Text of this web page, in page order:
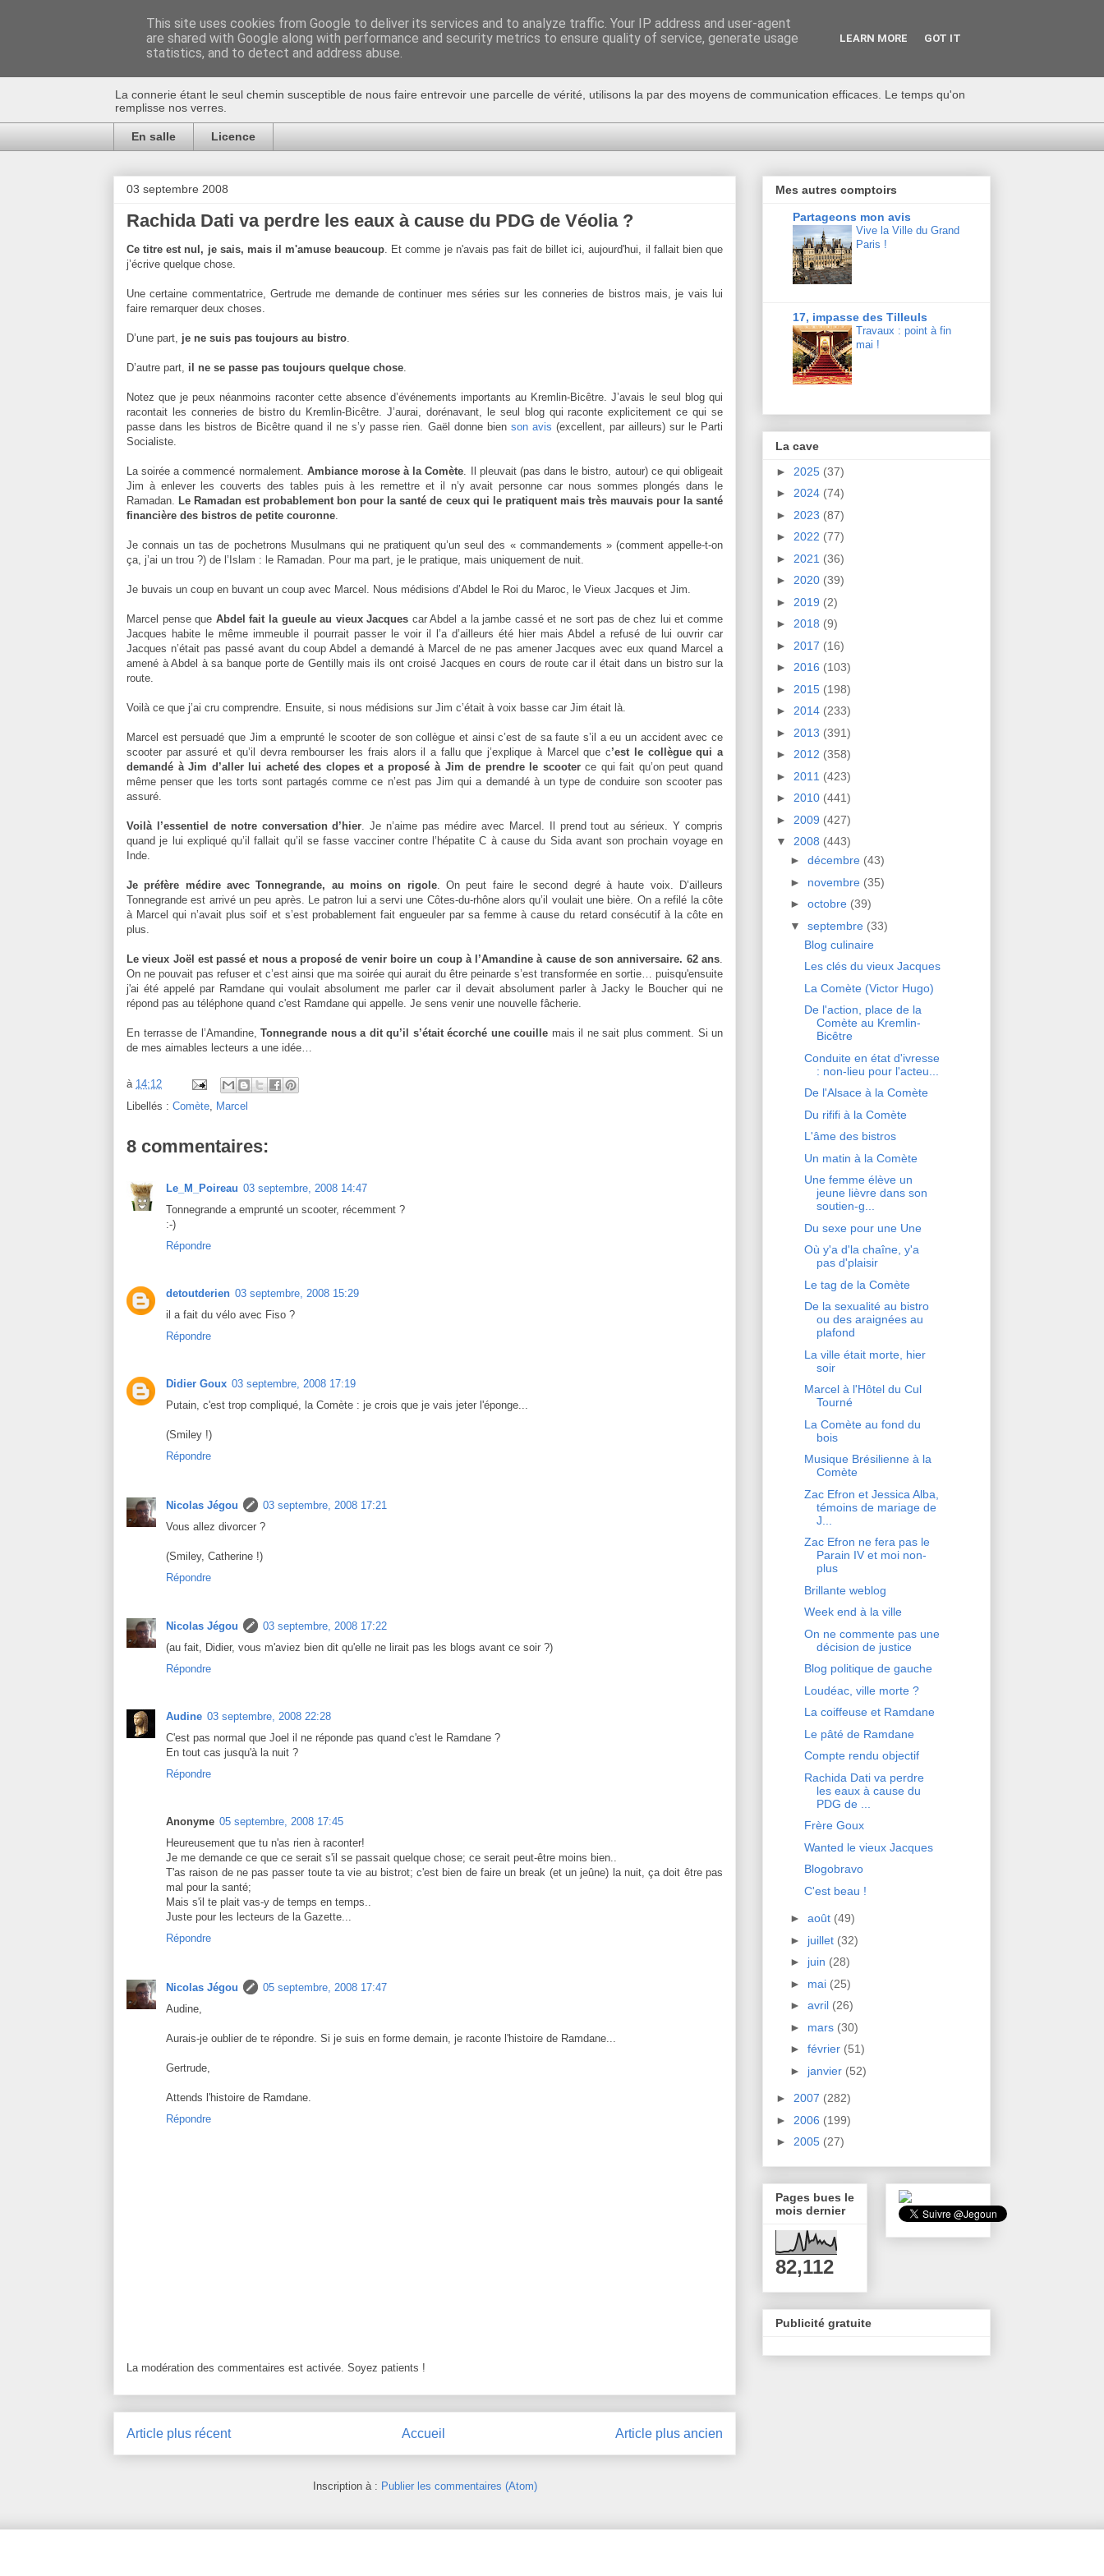
Au bistro !
La connerie étant le seul chemin susceptible de nous faire entrevoir une parcelle de vérité, utilisons la par des moyens de communication efficaces. Le temps qu'on
remplisse nos verres.
En salle Licence
03 septembre 2008
Rachida Dati va perdre les eaux à cause du PDG de Véolia ?
Ce titre est nul, je sais, mais il m'amuse beaucoup . Et comme je n'avais pas fait de billet ici, aujourd'hui, il fallait bien que
j’écrive quelque chose.
Une certaine commentatrice, Gertrude me demande de continuer mes séries sur les conneries de bistros mais, je vais lui
faire remarquer deux choses.
D’une part, je ne suis pas toujours au bistro
D’autre part, il ne se passe pas toujours quelque chose
Notez que je peux néanmoins raconter cette absence d’événements importants au Kremlin-Bicêtre. J’avais le seul blog qui
racontait les conneries de bistro du Kremlin-Bicêtre. J’aurai, dorénavant, le seul blog qui raconte explicitement ce qui se
passe dans les bistros de Bicêtre quand il ne s’y passe rien. Gaël donne bien son avis (excellent, par ailleurs) sur le Parti
Socialiste.
La soirée a commencé normalement. Ambiance morose à la Comète . Il pleuvait (pas dans le bistro, autour) ce qui obligeait
Jim à enlever les couverts des tables puis à les remettre et il n’y avait personne car nous sommes plongés dans le
Ramadan.
Le Ramadan est probablement bon pour la santé de ceux qui le pratiquent mais très mauvais pour la santé
financière des bistros de petite couronne
Je connais un tas de pochetrons Musulmans qui ne pratiquent qu’un seul des « commandements » (comment appelle-t-on
ça, j’ai un trou ?) de l’Islam : le Ramadan. Pour ma part, je le pratique, mais uniquement de nuit.
Je buvais un coup en buvant un coup avec Marcel. Nous médisions d’Abdel le Roi du Maroc, le Vieux Jacques et Jim.
Marcel pense que Abdel fait la gueule au vieux Jacques car Abdel a la jambe cassé et ne sort pas de chez lui et comme
Jacques habite le même immeuble il pourrait passer le voir il l’a d’ailleurs été hier mais Abdel a refusé de lui ouvrir car
Jacques n’était pas passé avant du coup Abdel a demandé à Marcel de ne pas amener Jacques avec eux quand Marcel a
amené à Abdel à sa banque porte de Gentilly mais ils ont croisé Jacques en cours de route car il était dans un bistro sur la
route.
Voilà ce que j’ai cru comprendre. Ensuite, si nous médisions sur Jim c’était à voix basse car Jim était là.
Marcel est persuadé que Jim a emprunté le scooter de son collègue et ainsi c’est de sa faute s’il a eu un accident avec ce
scooter par assuré et qu’il devra rembourser les frais alors il a fallu que j’explique à Marcel que c’est le collègue qui a
demandé à Jim d’aller lui acheté des clopes et a proposé à Jim de prendre le scooterce qui fait qu’on peut quand
même penser que les torts sont partagés comme ce n’est pas Jim qui a demandé à un type de conduire son scooter pas
assuré.
Voilà l’essentiel de notre conversation d’hier . Je n’aime pas médire avec Marcel. Il prend tout au sérieux. Y compris
quand je lui expliqué qu’il fallait qu’il se fasse vacciner contre l’hépatite C à cause du Sida avant son prochain voyage en
Inde.
Je préfère médire avec Tonnegrande, au moins on rigole. On peut faire le second degré à haute voix. D’ailleurs
Tonnegrande est arrivé un peu après. Le patron lui a servi une Côtes-du-rhône alors qu’il voulait une bière. On a refilé la côte
à Marcel qui n’avait plus soif et s’est probablement fait engueuler par sa femme à cause du retard consécutif à la côte en
plus.
Le vieux Joël est passé et nous a proposé de venir boire un coup à l’Amandine à cause de son anniversaire. 62 ans
On ne pouvait pas refuser et c’est ainsi que ma soirée qui aurait du être peinarde s’est transformée en sortie… puisqu'ensuite
j'ai été appelé par Ramdane qui voulait absolument me parler car il devait absolument parler à Jacky le Boucher qui ne
répond pas au téléphone quand c'est Ramdane qui appelle. Je sens venir une nouvelle fâcherie.
En terrasse de l’Amandine, Tonnegrande nous a dit qu’il s’était écorché une couille mais il ne sait plus comment. Si un
de mes aimables lecteurs a une idée…
à 14:12
Libellés : Comète Marcel
8 commentaires:
Le_M_Poireau 03 septembre, 2008 14:47
Tonnegrande a emprunté un scooter, récemment ?
:-)
Répondre
detoutderien 03 septembre, 2008 15:29
il a fait du vélo avec Fiso ?
Répondre
Didier Goux 03 septembre, 2008 17:19
Putain, c'est trop compliqué, la Comète : je crois que je vais jeter l'éponge...
(Smiley !)
Répondre
Nicolas Jégou
03 septembre, 2008 17:21
Vous allez divorcer ?
(Smiley, Catherine !)
Répondre
Nicolas Jégou
03 septembre, 2008 17:22
(au fait, Didier, vous m'aviez bien dit qu'elle ne lirait pas les blogs avant ce soir ?)
Répondre
Audine 03 septembre, 2008 22:28
C'est pas normal que Joel il ne réponde pas quand c'est le Ramdane ?
En tout cas jusqu'à la nuit ?
Répondre
Anonyme 05 septembre, 2008 17:45
Heureusement que tu n'as rien à raconter!
Je me demande ce que ce serait s'il se passait quelque chose; ce serait peut-être moins bien..
T'as raison de ne pas passer toute ta vie au bistrot; c'est bien de faire un break (et un jeûne) la nuit, ça doit être pas
mal pour la santé;
Mais s'il te plait vas-y de temps en temps..
Juste pour les lecteurs de la Gazette...
Répondre
Nicolas Jégou
05 septembre, 2008 17:47
Audine,
Aurais-je oublier de te répondre. Si je suis en forme demain, je raconte l'histoire de Ramdane...
Gertrude,
Attends l'histoire de Ramdane.
Répondre
La modération des commentaires est activée. Soyez patients !
Article plus récent Article plus ancien
Accueil
Inscription à : Publier les commentaires (Atom)
Mes autres comptoirs
Partageons mon avis
Vive la Ville du Grand
Paris !
17, impasse des Tilleuls
Travaux : point à fin
mai !
La cave
► 2025 (37)
► 2024 (74)
► 2023 (87)
► 2022 (77)
► 2021 (36)
► 2020 (39)
► 2019 (2)
► 2018 (9)
► 2017 (16)
► 2016 (103)
► 2015 (198)
► 2014 (233)
► 2013 (391)
► 2012 (358)
► 2011 (423)
► 2010 (441)
► 2009 (427)
▼ 2008 (443)
► décembre (43)
► novembre (35)
► octobre (39)
▼ septembre (33)
Blog culinaire
Les clés du vieux Jacques
La Comète (Victor Hugo)
De l'action, place de la
Comète au Kremlin-
Bicêtre
Conduite en état d'ivresse
: non-lieu pour l'acteu...
De l'Alsace à la Comète
Du rififi à la Comète
L'âme des bistros
Un matin à la Comète
Une femme élève un
jeune lièvre dans son
soutien-g...
Du sexe pour une Une
Où y'a d'la chaîne, y'a
pas d'plaisir
Le tag de la Comète
De la sexualité au bistro
ou des araignées au
plafond
La ville était morte, hier
soir
Marcel à l'Hôtel du Cul
Tourné
La Comète au fond du
bois
Musique Brésilienne à la
Comète
Zac Efron et Jessica Alba,
témoins de mariage de
J...
Zac Efron ne fera pas le
Parain IV et moi non-
plus
Brillante weblog
Week end à la ville
On ne commente pas une
décision de justice
Blog politique de gauche
Loudéac, ville morte ?
La coiffeuse et Ramdane
Le pâté de Ramdane
Compte rendu objectif
Rachida Dati va perdre
les eaux à cause du
PDG de ...
Frère Goux
Wanted le vieux Jacques
Blogobravo
C'est beau !
► août (49)
► juillet (32)
► juin (28)
► mai (25)
► avril (26)
► mars (30)
► février (51)
► janvier (52)
► 2007 (282)
► 2006 (199)
► 2005 (27)
Pages bues le
mois dernier
82,112
Publicité gratuite
This site uses cookies from Google to deliver its services and to analyze traffic. Your IP address and user-agent
are shared with Google along with performance and security metrics to ensure quality of service, generate usage
statistics, and to detect and address abuse.
LEARN MORE GOT IT